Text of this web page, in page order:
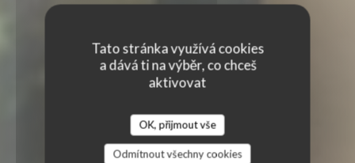
Tato stránka využívá cookies
a dává ti na výběr, co chceš
aktivovat
OK, přijmout vše
Odmítnout všechny cookies